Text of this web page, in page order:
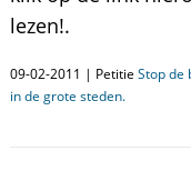
lezen!.
09-02-2011 | Petitie Stop de
in de grote steden.